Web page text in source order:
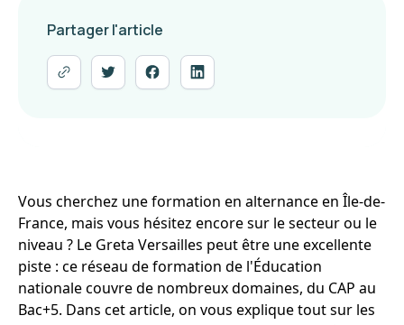
Partager l'article
Vous cherchez une formation en alternance en Île-de-
France, mais vous hésitez encore sur le secteur ou le
niveau ? Le Greta Versailles peut être une excellente
piste : ce réseau de formation de l'Éducation
nationale couvre de nombreux domaines, du CAP au
Bac+5. Dans cet article, on vous explique tout sur les